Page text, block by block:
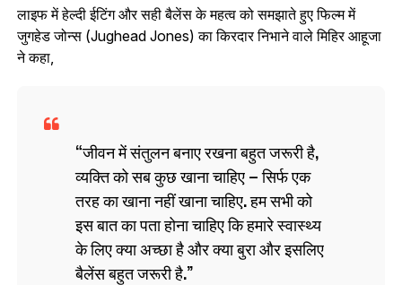
लाइफ में हेल्दी ईटिंग और सही बैलेंस के महत्व को समझाते हुए फिल्म में
जुगहेड जोन्स (Jughead Jones) का किरदार निभाने वाले मिहिर आहूजा
ने कहा,
जीवन में संतुलन बनाए रखना बहुत जरूरी है,
व्यक्ति को सब कुछ खाना चाहिए – सिर्फ एक
तरह का खाना नहीं खाना चाहिए. हम सभी को
इस बात का पता होना चाहिए कि हमारे स्वास्थ्य
के लिए क्या अच्छा है और क्या बुरा और इसलिए
बैलेंस बहुत जरूरी है.